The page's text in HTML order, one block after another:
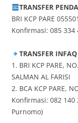
TRANSFER
BRI KCP PARE
Konfirmasi: 085
TRANSFER
1. BRI KCP PARE,
SALMAN AL FARISI
2. BCA KCP PARE,
Konfirmasi: 082 140
Purnomo)